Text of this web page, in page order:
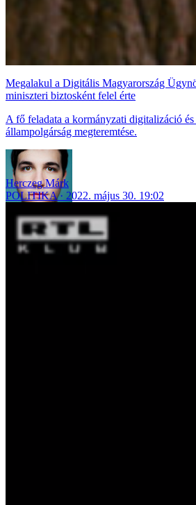
Megalakul a Digitális Magyarország
miniszteri biztosként felel érte
A fő feladata a kormányzati digitalizáció
állampolgárság megteremtése.
Herczeg Márk
POLITIKA
2022. május 30. 19:02